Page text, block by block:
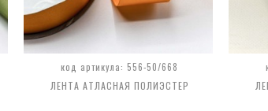
код артикула: 556-50/668
ЛЕНТА АТЛАСНАЯ ПОЛИЭСТЕР